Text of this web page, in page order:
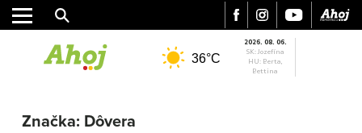
36°C
2026. 08. 06.
SK: Jozefína
HU: Berta,
Bettina
Značka: Dôvera